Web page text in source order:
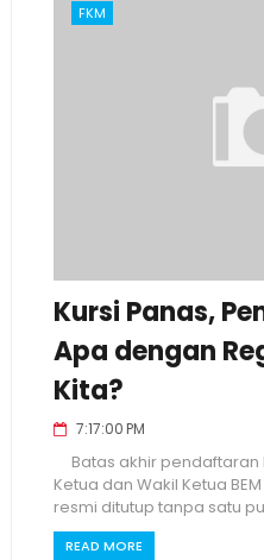
FKM
Kursi Panas,
Apa dengan
Kita?
7:17:00 PM
Batas akhir
Ketua dan Wakil Ketua
resmi ditutup tanpa satu
READ MORE